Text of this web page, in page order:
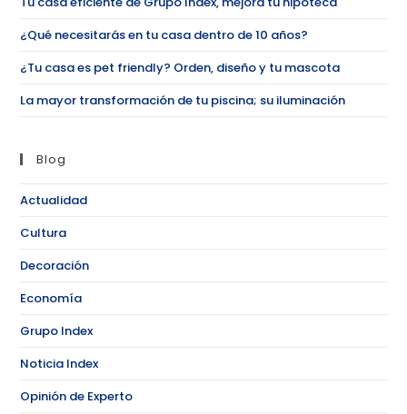
¿Qué necesitarás en tu casa dentro de 10 años?
¿Tu casa es pet friendly? Orden, diseño y tu mascota
La mayor transformación de tu piscina; su iluminación
Blog
Actualidad
Cultura
Decoración
Economía
Grupo Index
Noticia Index
Opinión de Experto